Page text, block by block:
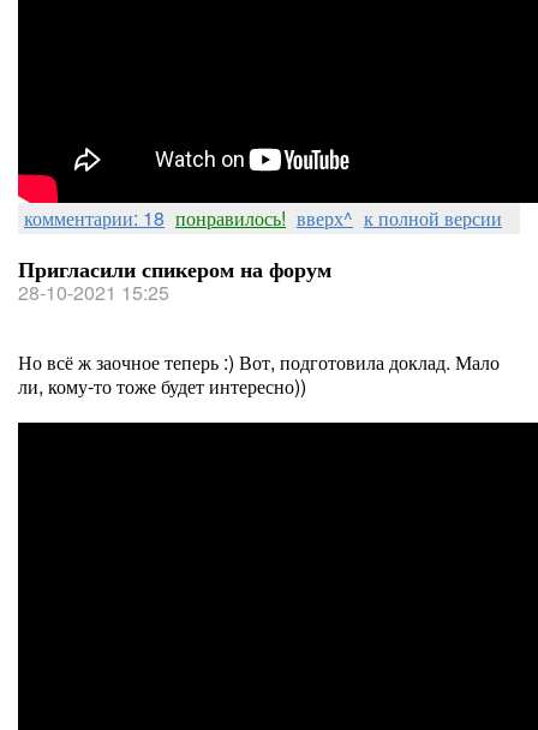
комментарии: 18 понравилось! вверх^ к полной версии
Пригласили спикером на форум
28-10-2021 15:25
Но всё ж заочное теперь :) Вот, подготовила доклад. Мало
ли, кому-то тоже будет интересно))